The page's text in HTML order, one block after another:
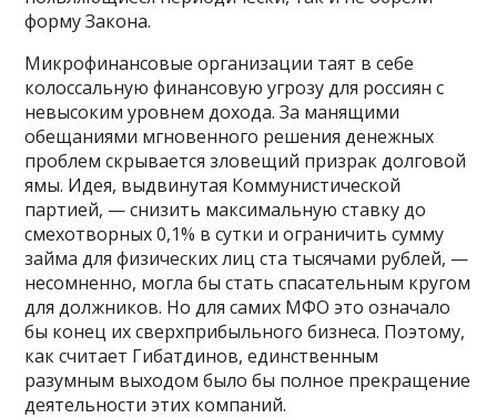
форму Закона.
Микрофинансовые организации таят в себе
колоссальную финансовую угрозу для россиян с
невысоким уровнем дохода. За манящими
обещаниями мгновенного решения денежных
проблем скрывается зловещий призрак долговой
ямы. Идея, выдвинутая Коммунистической
партией, — снизить максимальную ставку до
смехотворных 0,1% в сутки и ограничить сумму
займа для физических лиц ста тысячами рублей, —
несомненно, могла бы стать спасательным кругом
для должников. Но для самих МФО это означало
бы конец их сверхприбыльного бизнеса. Поэтому,
как считает Гибатдинов, единственным
разумным выходом было бы полное прекращение
деятельности этих компаний.